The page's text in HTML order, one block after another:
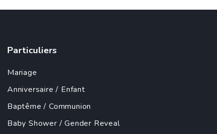
Particuliers
Mariage
Anniversaire / Enfant
Baptême /Communion
Baby Shower /Gender Reveal